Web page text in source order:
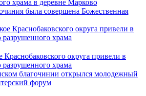
храма в деревне Марково
была совершена Божественная
Краснобаковского округа привели в
храма